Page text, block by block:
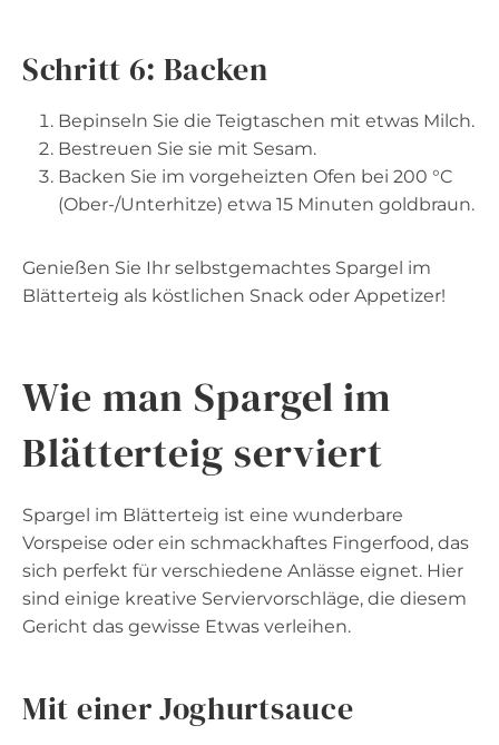
Schritt 6: Backen
Bepinseln Sie die Teigtaschen mit etwas Milch.
Bestreuen Sie sie mit Sesam.
Backen Sie im vorgeheizten Ofen bei 200 °C
(Ober-/Unterhitze) etwa 15 Minuten goldbraun.
Genießen Sie Ihr selbstgemachtes Spargel im
Blätterteig als köstlichen Snack oder Appetizer!
Wie man Spargel im
Blätterteig serviert
Spargel im Blätterteig ist eine wunderbare
Vorspeise oder ein schmackhaftes Fingerfood, das
sich perfekt für verschiedene Anlässe eignet. Hier
sind einige kreative Serviervorschläge, die diesem
Gericht das gewisse Etwas verleihen.
Mit einer Joghurtsauce